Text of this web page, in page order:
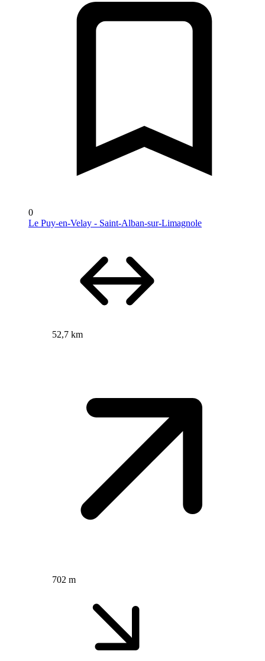
0
Le Puy-en-Velay - Saint-Alban-sur-Limagnole
52,7 km
702 m